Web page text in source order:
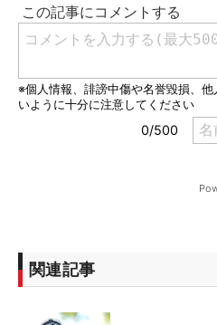
関連記事